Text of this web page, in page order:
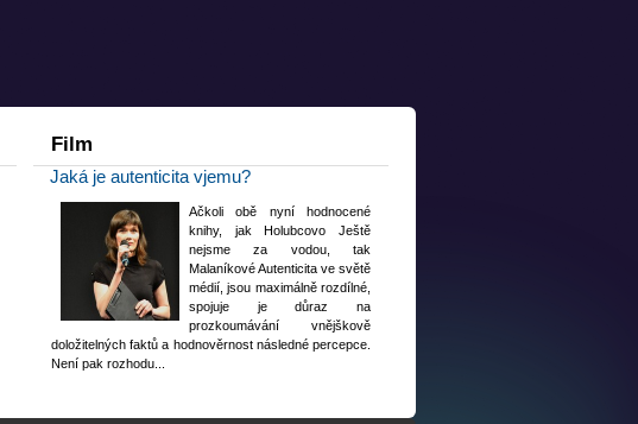
Film
Jaká je autenticita vjemu?
Ačkoli obě nyní hodnocené
knihy, jak Holubcovo Ještě
nejsme za vodou, tak
Malaníkové Autenticita ve světě
médií, jsou maximálně rozdílné,
spojuje je důraz na
prozkoumávání vnějškově
doložitelných faktů a hodnověrnost následné percepce.
Není pak rozhodu...